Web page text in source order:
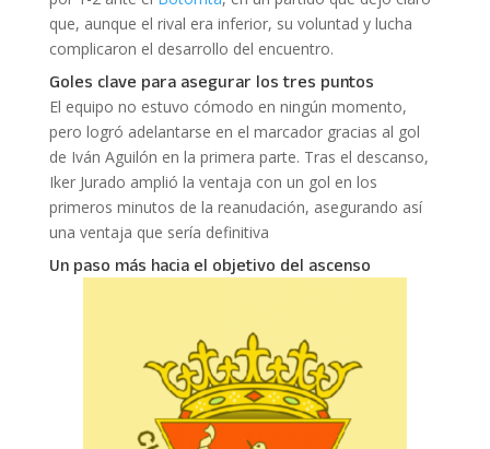
que, aunque el rival era inferior, su voluntad y lucha
complicaron el desarrollo del encuentro.
Goles clave para asegurar los tres puntos
El equipo no estuvo cómodo en ningún momento,
pero logró adelantarse en el marcador gracias al gol
de Iván Aguilón en la primera parte. Tras el descanso,
Iker Jurado amplió la ventaja con un gol en los
primeros minutos de la reanudación, asegurando así
una ventaja que sería definitiva
Un paso más hacia el objetivo del ascenso